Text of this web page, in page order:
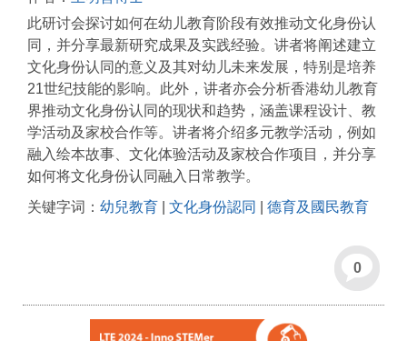
此研讨会探讨如何在幼儿教育阶段有效推动文化身份认
同，并分享最新研究成果及实践经验。讲者将阐述建立
文化身份认同的意义及其对幼儿未来发展，特别是培养
21世纪技能的影响。此外，讲者亦会分析香港幼儿教育
界推动文化身份认同的现状和趋势，涵盖课程设计、教
学活动及家校合作等。讲者将介绍多元教学活动，例如
融入绘本故事、文化体验活动及家校合作项目，并分享
如何将文化身份认同融入日常教学。
关键字词： 幼兒教育 文化身份認同 德育及國民教育
0